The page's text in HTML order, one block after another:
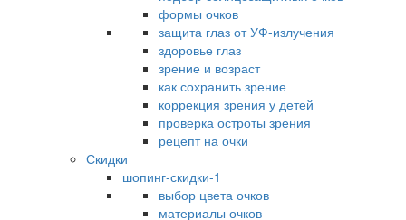
формы очков
защита глаз от УФ-излучения
здоровье глаз
зрение и возраст
как сохранить зрение
коррекция зрения у детей
проверка остроты зрения
рецепт на очки
Скидки
шопинг-скидки-1
выбор цвета очков
материалы очков